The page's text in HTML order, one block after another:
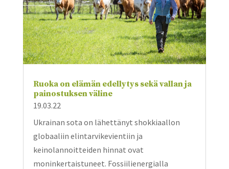
Ruoka on elämän edellytys sekä vallan ja
painostuksen väline
19.03.22
Ukrainan sota on lähettänyt shokkiaallon
globaaliin elintarvikevientiin ja
keinolannoitteiden hinnat ovat
moninkertaistuneet. Fossiilienergialla